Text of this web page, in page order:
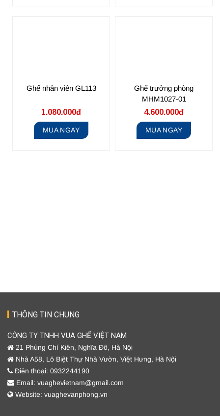
Ghế nhân viên GL113
1.080.000đ
MUA NGAY
Ghế trưởng phòng
MHM1027-01
4.600.000đ
MUA NGAY
THÔNG TIN CHUNG
CÔNG TY TNHH VUA GHẾ VIỆT NAM
21 Phùng Chí Kiên, Nghĩa Đô, Hà Nội
Nhà A58, Lô Biệt Thự Nhà Vườn, Việt Hưng, Hà Nội
Điện thoại: 0932244190
Email: vuaghevietnam@gmail.com
Website: vuaghevanphong.vn